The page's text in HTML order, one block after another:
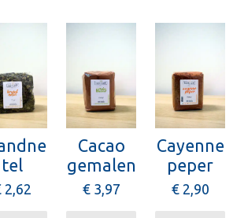
tel
2,62
Cacao
gemalen
€ 3,97
Cayenne
peper
€ 2,90